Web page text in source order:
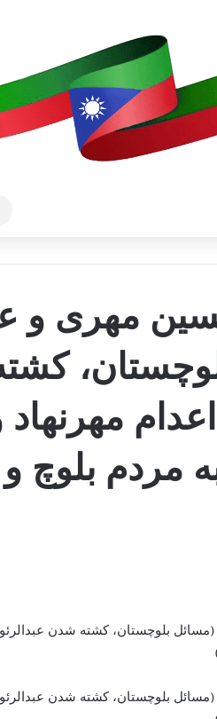
مهری و
مردم بلوچ
بلوچستان، کشته شدن
بلوچستان، کشته شدن